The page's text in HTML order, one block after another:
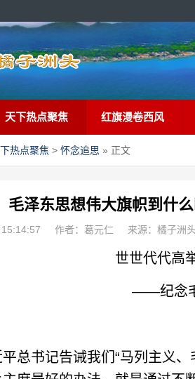
天下热点聚焦 红旗漫卷西风
热点聚焦 > 怀念追思 » 正文
毛泽东思想伟大旗帜到什么
作者：葛元仁 来源：橘子洲
世世代代高
——纪念
书记告诫我们“马列主义、